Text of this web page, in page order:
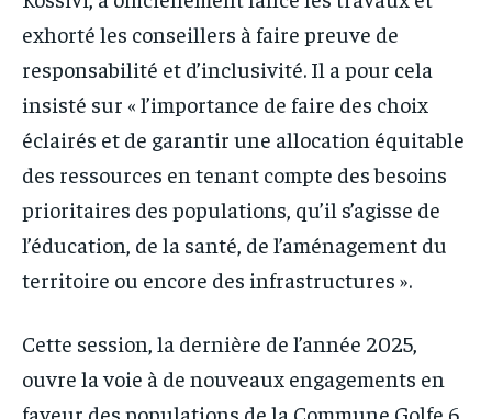
exhorté les conseillers à faire preuve de
responsabilité et d’inclusivité. Il a pour cela
insisté sur « l’importance de faire des choix
éclairés et de garantir une allocation équitable
des ressources en tenant compte des besoins
prioritaires des populations, qu’il s’agisse de
l’éducation, de la santé, de l’aménagement du
territoire ou encore des infrastructures ».
Cette session, la dernière de l’année 2025,
ouvre la voie à de nouveaux engagements en
faveur des populations de la Commune Golfe 6.